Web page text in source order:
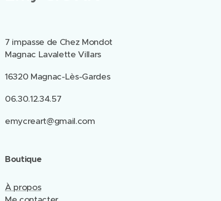
7 impasse de Chez Mondot
Magnac Lavalette Villars
16320 Magnac-Lès-Gardes
06.30.12.34.57
emycreart@gmail.com
Boutique
À propos